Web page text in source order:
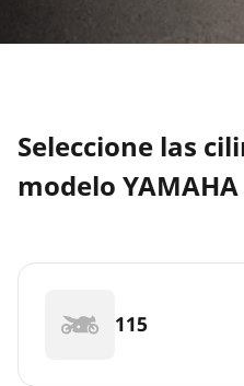
Seleccione las
modelo YAMAHA
115